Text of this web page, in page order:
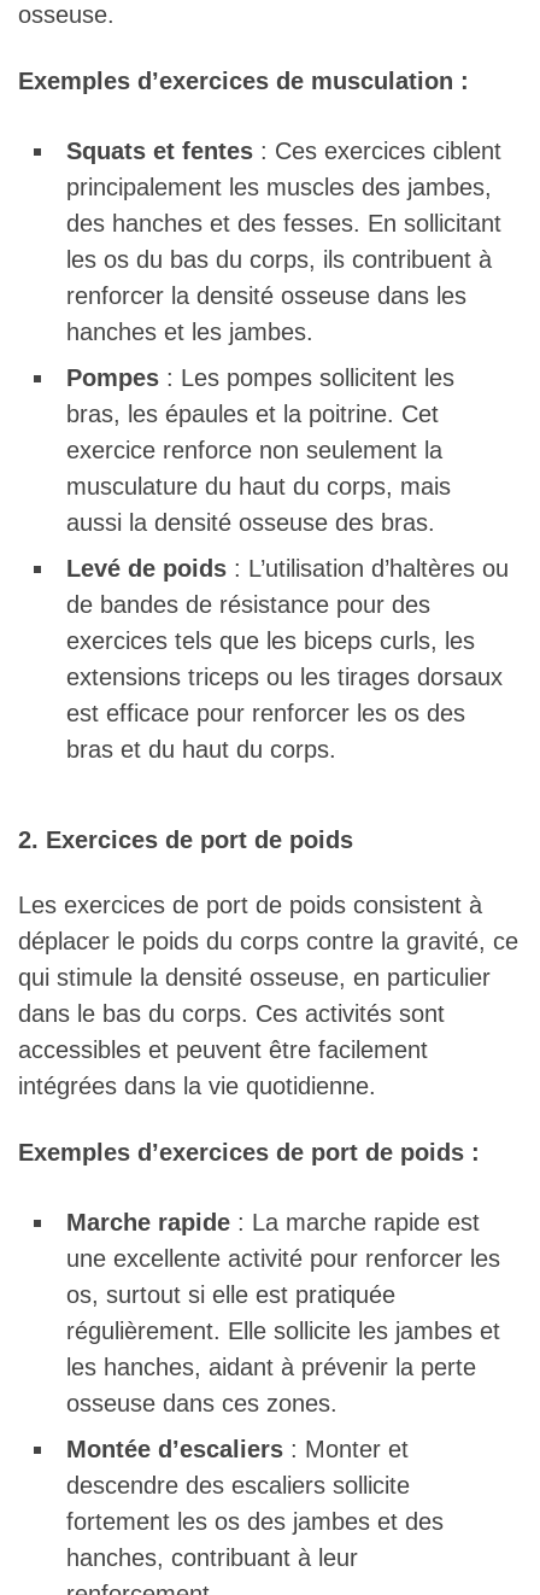
osseuse.
Exemples d’exercices de musculation :
Squats et fentes : Ces exercices ciblent
principalement les muscles des jambes,
des hanches et des fesses. En sollicitant
les os du bas du corps, ils contribuent à
renforcer la densité osseuse dans les
hanches et les jambes.
Pompes : Les pompes sollicitent les
bras, les épaules et la poitrine. Cet
exercice renforce non seulement la
musculature du haut du corps, mais
aussi la densité osseuse des bras.
Levé de poids : L’utilisation d’haltères ou
de bandes de résistance pour des
exercices tels que les biceps curls, les
extensions triceps ou les tirages dorsaux
est efficace pour renforcer les os des
bras et du haut du corps.
2. Exercices de port de poids
Les exercices de port de poids consistent à
déplacer le poids du corps contre la gravité, ce
qui stimule la densité osseuse, en particulier
dans le bas du corps. Ces activités sont
accessibles et peuvent être facilement
intégrées dans la vie quotidienne.
Exemples d’exercices de port de poids :
Marche rapide : La marche rapide est
une excellente activité pour renforcer les
os, surtout si elle est pratiquée
régulièrement. Elle sollicite les jambes et
les hanches, aidant à prévenir la perte
osseuse dans ces zones.
Montée d’escaliers : Monter et
descendre des escaliers sollicite
fortement les os des jambes et des
hanches, contribuant à leur